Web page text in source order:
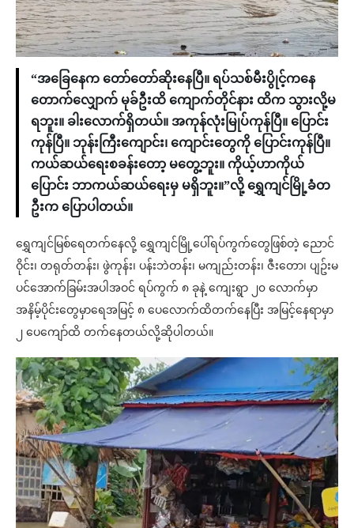
“အခြေနေက တော်တော်ဆိုးနေပြီ။ ရပ်သစ်မီးပွိုင့်ကနေ
တောက်လျှောက် မုခ်ဦးထိ ကျောက်တိုင်နား ထိက သွားလို့မ
ရဘူး။ ခါးလောက်ရှိတယ်။ အကုန်လုံးမြုပ်ကုန်ပြီ။ ပြောင်း
ကုန်ပြီ။ ဘုန်းကြီးကျောင်း၊ ကျောင်းတွေကို ပြောင်းကုန်ပြီ။
ကယ်ဆယ်ရေးစခန်းတော့ မတွေ့ဘူး။ ကိုယ့်ဟာကိုယ်
ပြောင်း ဘာကယ်ဆယ်ရေးမှ မရှိဘူး။”လို့ ရွှေကျင်မြို့ခံတ
ဦးက ပြောပါတယ်။
ရွှေကျင်မြစ်ရေတက်နေလို့ ရွှေကျင်မြို့ပေါ်ရပ်ကွက်တွေဖြစ်တဲ့ ညောင်
ဝိုင်း၊ တရုတ်တန်း၊ ဖွဲကုန်း၊ ပန်းဘဲတန်း၊ မကျည်းတန်း၊ ဇီးတော၊ ပျဥ်းမ
ပင်အောက်ခြမ်းအပါအဝင် ရပ်ကွက် ၈ ခုနဲ့ ကျေးရွာ ၂၀ လောက်မှာ
အနိမ့်ပိုင်းတွေမှာရေအမြင့် ၈ ပေလောက်ထိတက်နေပြီး အမြင့်နေရာမှာ
၂ ပေကျော်ထိ တက်နေတယ်လို့ဆိုပါတယ်။